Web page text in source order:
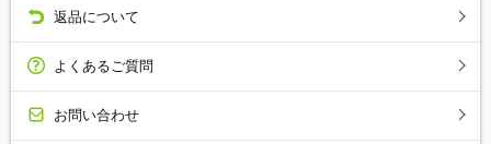
返品について
よくあるご質問
お問い合わせ